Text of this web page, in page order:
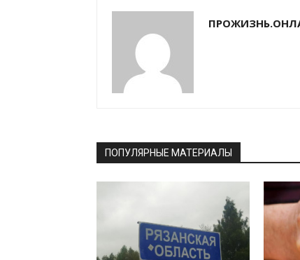
ПОПУЛЯРНЫЕ МАТЕРИАЛЫ